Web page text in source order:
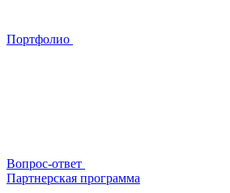
Портфолио
Вопрос-ответ
Партнерская программа